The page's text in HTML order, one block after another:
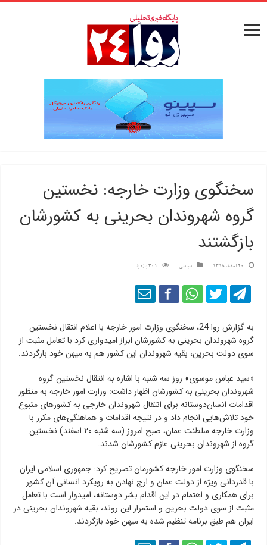
سخنگوی وزارت خارجه: نخستین
گروه شهروندان بحرینی به کشورشان
بازگشتند
20 اسفند 1398 سیاسی 301 بازدید
به گزارش روا 24، سخنگوی وزارت امور خارجه با اعلام انتقال نخستین
گروه شهروندان بحرینی به کشورشان ابراز امیدواری کرد با تعامل مثبت از
سوی دولت بحرین، بقیه شهروندان این کشور هم به میهن خود بازگردند.
«سید عباس موسوی» روز سه شنبه با اشاره به انتقال نخستین گروه
شهروندان بحرینی به کشورشان اظهار داشت: وزارت امور خارجه به منظور
اقدامات انسان‌دوستانه برای انتقال شهروندان خارجی به کشورهای متبوع
خود تلاش‌هایی انجام داد و در نتیجه اقدامات و هماهنگی‌های مکرر با
وزارت خارجه سلطنت عمان، صبح امروز (سه شنبه ۲۰ اسفند) نخستین
گروه از شهروندان بحرینی عازم کشورشان شدند.
سخنگوی وزارت امور خارجه کشورمان تصریح کرد: جمهوری اسلامی ایران
با قدردانی ویژه از دولت عمان و ارج نهادن به رویکرد انسانی آن کشور
برای همکاری و اهتمام در این اقدام بشر دوستانه، امیدوار است با تعامل
مثبت از سوی دولت بحرین و استمرار این روند، بقیه شهروندان بحرینی در
ایران هم طبق برنامه تنظیم شده به میهن خود بازگردند.